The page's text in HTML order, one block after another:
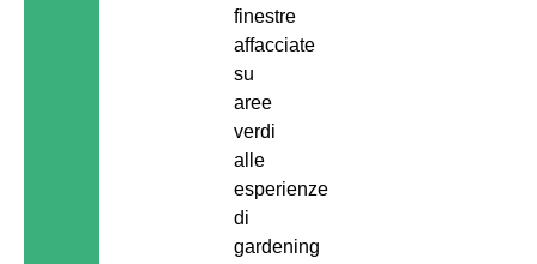
finestre
affacciate
su
aree
verdi
alle
esperienze
di
gardening